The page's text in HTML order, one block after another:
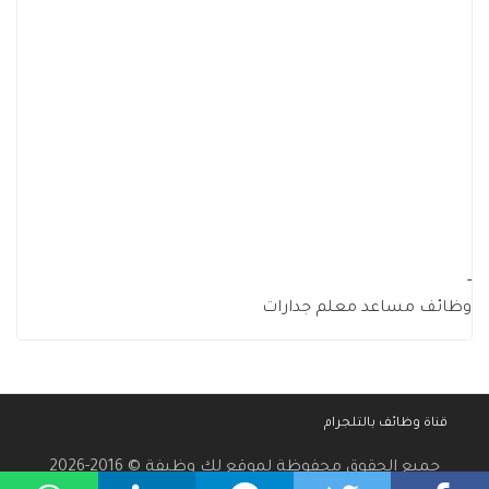
-
وظائف مساعد معلم جدارات
قناة وظائف بالتلجرام
جميع الحقوق محفوظة لموقع لك وظيفة © 2016-2026